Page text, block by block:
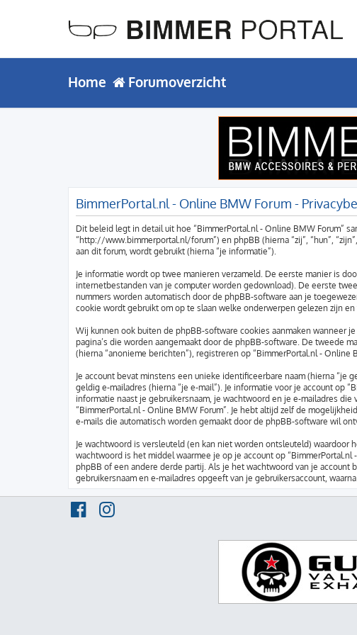
Home Forumoverzicht
BimmerPortal.nl - Online BMW Forum -
Dit beleid legt in detail uit hoe “BimmerPortal.nl - Online BMW Forum”
“http://www.bimmerportal.nl/forum”) en phpBB (hierna “zij”, “hun”,
aan dit forum, wordt gebruikt (hierna “je informatie”).
Je informatie wordt op twee manieren verzameld. De eerste manier is
internetbestanden van je computer worden gedownload). De eerste
nummers worden automatisch door de phpBB-software aan je
cookie wordt gebruikt om op te slaan welke onderwerpen gelezen zijn
Wij kunnen ook buiten de phpBB-software cookies aanmaken wanneer
pagina’s die worden aangemaakt door de phpBB-software. De tweede
(hierna “anonieme berichten”), registreren op “BimmerPortal.nl - Online
Je account bevat minstens een unieke identificeerbare naam (hierna “je
geldig e-mailadres (hierna “je e-mail”). Je informatie voor je account op
informatie naast je gebruikersnaam, je wachtwoord en je e-mailadres
“BimmerPortal.nl - Online BMW Forum”. Je hebt altijd zelf de
e-mails die automatisch worden gemaakt door de phpBB-software wil
Je wachtwoord is versleuteld (en kan niet worden ontsleuteld)
wachtwoord is het middel waarmee je op je account op
phpBB of een andere derde partij. Als je het wachtwoord van je
gebruikersnaam en e-mailadres opgeeft van je gebruikersaccount,